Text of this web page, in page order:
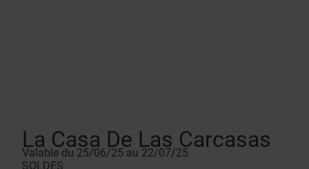
La Casa De Las Carcasas
Valable du 25/06/25 au 22/07/25
SOLDES